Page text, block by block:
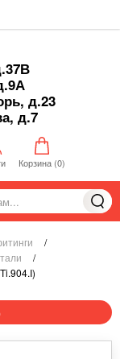
д.23
д.7
Корзина (0)
/
/